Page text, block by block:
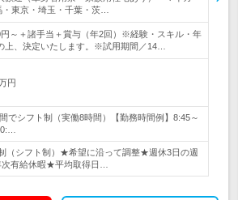
東京・埼玉・千葉・茨…
円～＋諸手当＋賞与（年2回）※経験・スキル・年
上、決定いたします。※試用期間／14…
円
でシフト制（実働8時間）【勤務時間例】8:45～
（シフト制）★希望に沿って調整★週休3日の週
次有給休暇★平均取得日…